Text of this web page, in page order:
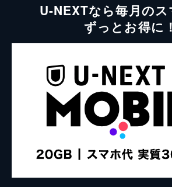
U-NEXTなら毎月の
ずっとお得に！